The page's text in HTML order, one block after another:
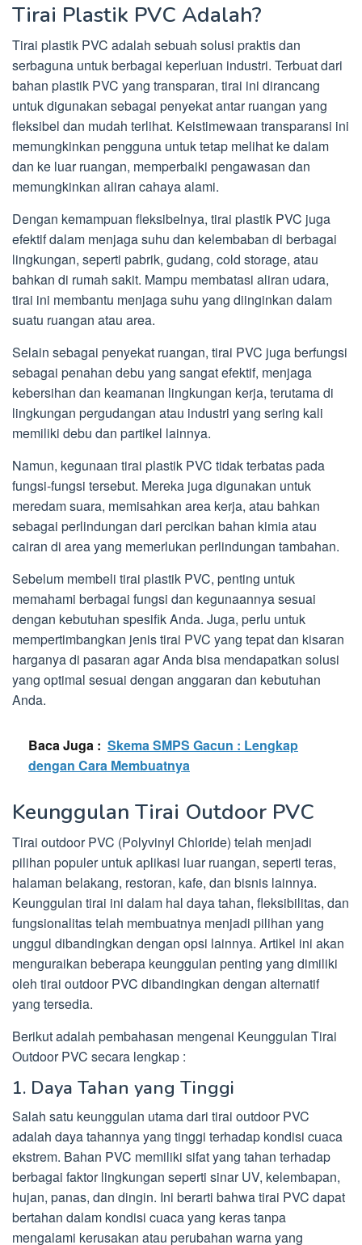
Tirai Plastik PVC Adalah?
Tirai plastik PVC adalah sebuah solusi praktis dan
serbaguna untuk berbagai keperluan industri. Terbuat dari
bahan plastik PVC yang transparan, tirai ini dirancang
untuk digunakan sebagai penyekat antar ruangan yang
fleksibel dan mudah terlihat. Keistimewaan transparansi ini
memungkinkan pengguna untuk tetap melihat ke dalam
dan ke luar ruangan, memperbaiki pengawasan dan
memungkinkan aliran cahaya alami.
Dengan kemampuan fleksibelnya, tirai plastik PVC juga
efektif dalam menjaga suhu dan kelembaban di berbagai
lingkungan, seperti pabrik, gudang, cold storage, atau
bahkan di rumah sakit. Mampu membatasi aliran udara,
tirai ini membantu menjaga suhu yang diinginkan dalam
suatu ruangan atau area.
Selain sebagai penyekat ruangan, tirai PVC juga berfungsi
sebagai penahan debu yang sangat efektif, menjaga
kebersihan dan keamanan lingkungan kerja, terutama di
lingkungan pergudangan atau industri yang sering kali
memiliki debu dan partikel lainnya.
Namun, kegunaan tirai plastik PVC tidak terbatas pada
fungsi-fungsi tersebut. Mereka juga digunakan untuk
meredam suara, memisahkan area kerja, atau bahkan
sebagai perlindungan dari percikan bahan kimia atau
cairan di area yang memerlukan perlindungan tambahan.
Sebelum membeli tirai plastik PVC, penting untuk
memahami berbagai fungsi dan kegunaannya sesuai
dengan kebutuhan spesifik Anda. Juga, perlu untuk
mempertimbangkan jenis tirai PVC yang tepat dan kisaran
harganya di pasaran agar Anda bisa mendapatkan solusi
yang optimal sesuai dengan anggaran dan kebutuhan
Anda.
Baca Juga : Skema SMPS Gacun : Lengkap
dengan Cara Membuatnya
Keunggulan Tirai Outdoor PVC
Tirai outdoor PVC (Polyvinyl Chloride) telah menjadi
pilihan populer untuk aplikasi luar ruangan, seperti teras,
halaman belakang, restoran, kafe, dan bisnis lainnya.
Keunggulan tirai ini dalam hal daya tahan, fleksibilitas, dan
fungsionalitas telah membuatnya menjadi pilihan yang
unggul dibandingkan dengan opsi lainnya. Artikel ini akan
menguraikan beberapa keunggulan penting yang dimiliki
oleh tirai outdoor PVC dibandingkan dengan alternatif
yang tersedia.
Berikut adalah pembahasan mengenai Keunggulan Tirai
Outdoor PVC secara lengkap :
1. Daya Tahan yang Tinggi
Salah satu keunggulan utama dari tirai outdoor PVC
adalah daya tahannya yang tinggi terhadap kondisi cuaca
ekstrem. Bahan PVC memiliki sifat yang tahan terhadap
berbagai faktor lingkungan seperti sinar UV, kelembapan,
hujan, panas, dan dingin. Ini berarti bahwa tirai PVC dapat
bertahan dalam kondisi cuaca yang keras tanpa
mengalami kerusakan atau perubahan warna yang